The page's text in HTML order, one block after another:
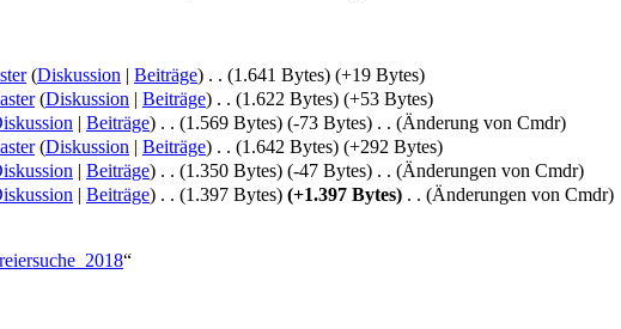
(Diskussion Beiträge) . . (1.641 Bytes) (+19 Bytes)
(Diskussion Beiträge) . . (1.622 Bytes) (+53 Bytes)
Beiträge) . . (1.569 Bytes) (-73 Bytes) . . (Änderung von Cmdr)
(Diskussion Beiträge) . . (1.642 Bytes) (+292 Bytes)
Beiträge) . . (1.350 Bytes) (-47 Bytes) . . (Änderungen von Cmdr)
Beiträge) . . (1.397 Bytes) (+1.397 Bytes) . . (Änderungen von Cmdr)
“